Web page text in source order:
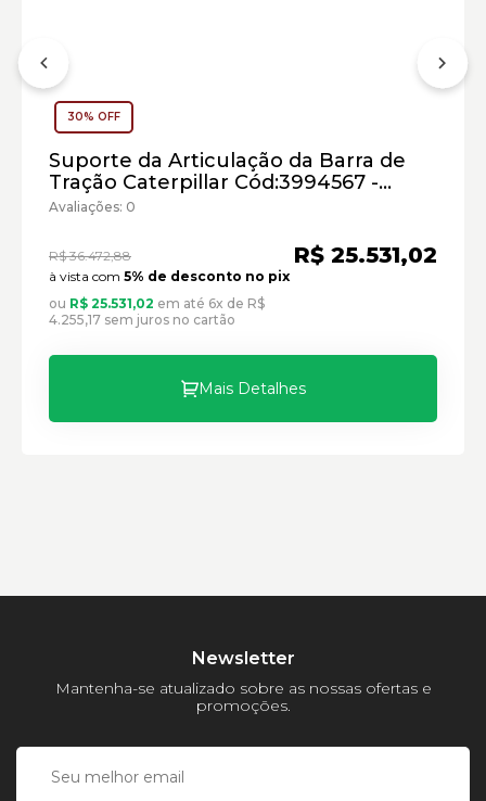
Tratores de Esteiras Caterpillar:
Marca:
Material:
Modelo:
Peso:
30% OFF
Suporte da Articulação da Barra de
Tração Caterpillar Cód:3994567 -
Seminovo
Avaliações: 0
R$ 36.472,88 R$ 25.531,02
à vista com 5% de desconto no pix
ou R$ 25.531,02 em até 6x de R$
4.255,17 sem juros no cartão
Mais Detalhes
Newsletter
Mantenha-se atualizado sobre as nossas ofertas e
promoções.